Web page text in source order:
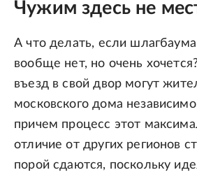
Чужим здесь не
А что делать, если
вообще нет, но очень
въезд в свой двор могут
московского дома
причем процесс этот
отличие от других регионов
порой сдаются, поскольку